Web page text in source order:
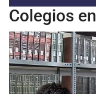
Colegios